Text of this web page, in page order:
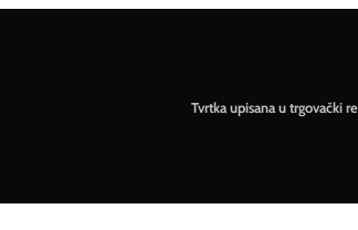
Tvrtka upisana u trgovački